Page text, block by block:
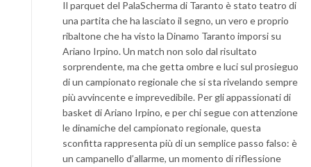
Il parquet del PalaScherma di Taranto è stato teatro di
una partita che ha lasciato il segno, un vero e proprio
ribaltone che ha visto la Dinamo Taranto imporsi su
Ariano Irpino. Un match non solo dal risultato
sorprendente, ma che getta ombre e luci sul prosieguo
di un campionato regionale che si sta rivelando sempre
più avvincente e imprevedibile. Per gli appassionati di
basket di Ariano Irpino, e per chi segue con attenzione
le dinamiche del campionato regionale, questa
sconfitta rappresenta più di un semplice passo falso: è
un campanello d’allarme, un momento di riflessione